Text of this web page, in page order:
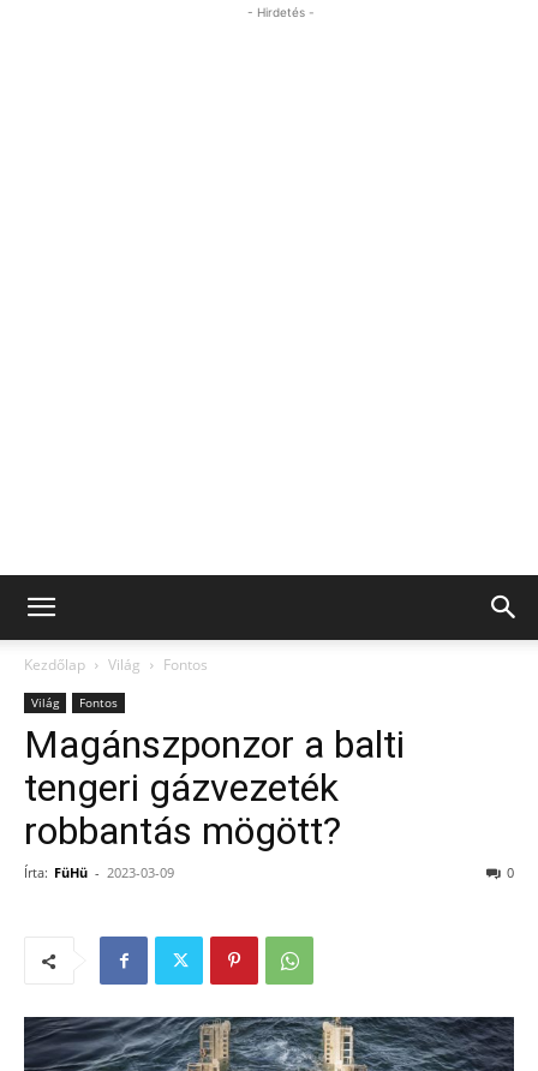
- Hirdetés -
Kezdőlap Világ Fontos
Világ Fontos
Magánszponzor a balti
tengeri gázvezeték
robbantás mögött?
Írta: FüHü - 2023-03-09 0